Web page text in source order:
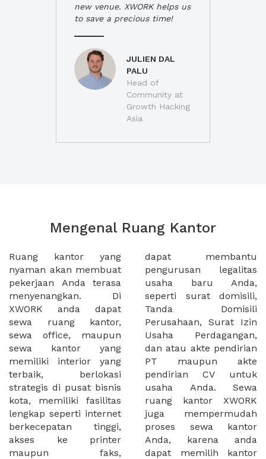
new venue. XWORK helps us
to save a precious time!
JULIEN DAL
PALU
Head of
Community at
Growth Hacking
Asia
Mengenal Ruang Kantor
Ruang kantor yang
nyaman akan membuat
pekerjaan Anda terasa
menyenangkan. Di
XWORK anda dapat
sewa ruang kantor,
sewa office, maupun
sewa kantor yang
memiliki interior yang
terbaik, berlokasi
strategis di pusat bisnis
kota, memiliki fasilitas
lengkap seperti internet
berkecepatan tinggi,
akses ke printer
maupun faks,
dapat membantu
pengurusan legalitas
usaha baru Anda,
seperti surat domisili,
Tanda Domisili
Perusahaan, Surat Izin
Usaha Perdagangan,
dan atau akte pendirian
PT maupun akte
pendirian CV untuk
usaha Anda. Sewa
ruang kantor XWORK
juga mempermudah
proses sewa kantor
Anda, karena anda
dapat memilih kantor